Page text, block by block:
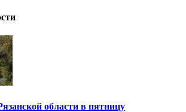
области в пятницу